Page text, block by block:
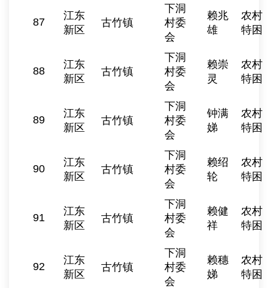
87
江东
新区
古竹镇
下洞
村委
会
赖兆
雄
农村
特困
88
江东
新区
古竹镇
下洞
村委
会
赖崇
灵
农村
特困
89
江东
新区
古竹镇
下洞
村委
会
钟满
娣
农村
特困
90
江东
新区
古竹镇
下洞
村委
会
赖绍
轮
农村
特困
91
江东
新区
古竹镇
下洞
村委
会
赖健
祥
农村
特困
92
江东
新区
古竹镇
下洞
村委
会
赖穗
娣
农村
特困